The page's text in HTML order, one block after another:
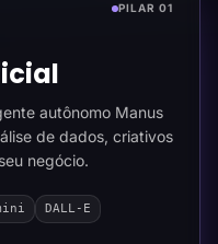
PILAR 01
autônomo Manus
de dados, criativos
negócio.
DALL-E